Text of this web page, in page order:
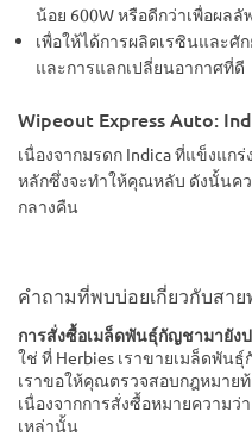
น้อย 600W หรือดีกว่าเพื่อผล
เพื่อให้ได้การผลิตเรซินและ
และการแลกเปลี่ยนอากาศที่ดี
Wipeout Express Auto:
เนื่องจากมรดก Indica ที่แข็งแก
หลักซึ่งจะทำให้คุณหลับ ดังนั้นค
กลางคืน
คำถามที่พบบ่อยเกี่ยวกับสา
การสั่งซื้อเมล็ดพันธุ์กัญชามายัง
ใช่ ที่ Herbies เราขายเมล็ดพัน
เราขอให้คุณตรวจสอบกฎหมาย
เนื่องจากการสั่งซื้อหมายความ
เหล่านั้น